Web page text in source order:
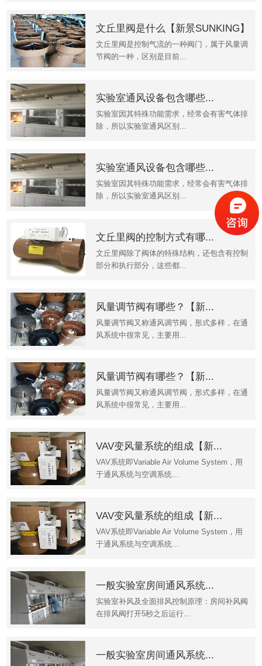
文丘里阀是什么【新景SUNKING】
文丘里阀是控制气流的一种阀门，属于风量调
节阀的一种，区别是目前...
实验室通风设备包含哪些...
实验室因其特殊功能需求，经常会有害气体排
除，所以实验室通风区别...
实验室通风设备包含哪些...
实验室因其特殊功能需求，经常会有害气体排
除，所以实验室通风区别...
文丘里阀的控制方式有哪...
文丘里阀除了阀体的特殊结构，还包含有控制
部分和执行部分，这些都...
风量调节阀有哪些？【新...
风量调节阀又称通风调节阀，形式多样，在通
风系统中很常见，主要用...
风量调节阀有哪些？【新...
风量调节阀又称通风调节阀，形式多样，在通
风系统中很常见，主要用...
VAV变风量系统的组成【新...
VAV系统即Variable Air Volume System，用
于通风系统与空调系统...
VAV变风量系统的组成【新...
VAV系统即Variable Air Volume System，用
于通风系统与空调系统...
一般实验室房间通风系统...
实验室补风及全面排风控制原理：房间补风阀
在排风阀打开5秒之后运行...
一般实验室房间通风系统...